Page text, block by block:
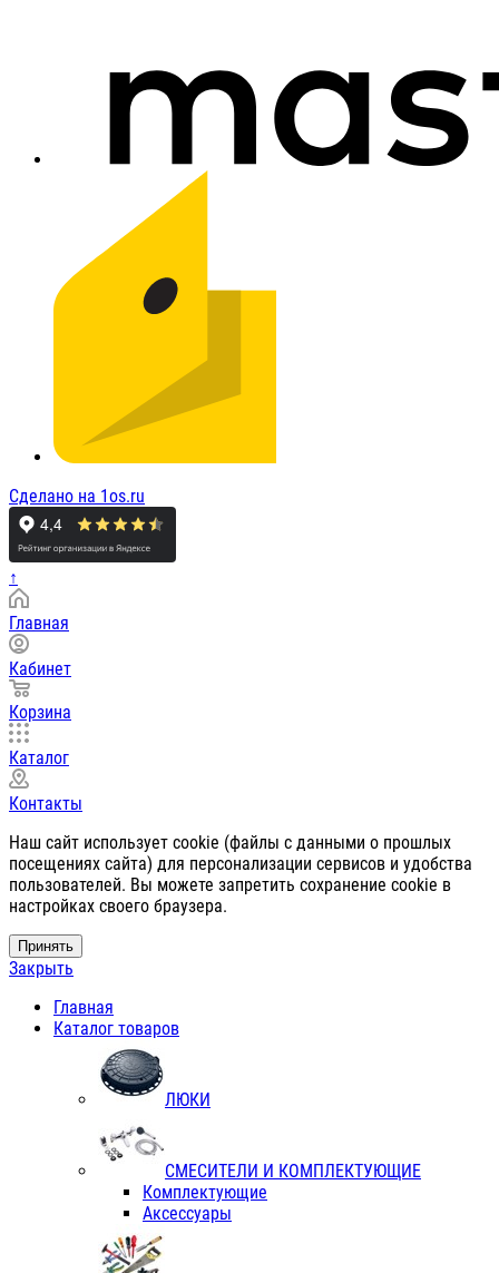
Сделано на 1os.ru
↑
Главная
Кабинет
Корзина
Каталог
Контакты
Наш сайт использует cookie (файлы с данными о прошлых
посещениях сайта) для персонализации сервисов и удобства
пользователей. Вы можете запретить сохранение cookie в
настройках своего браузера.
Принять
Закрыть
Главная
Каталог товаров
ЛЮКИ
СМЕСИТЕЛИ И КОМПЛЕКТУЮЩИЕ
Комплектующие
Аксессуары